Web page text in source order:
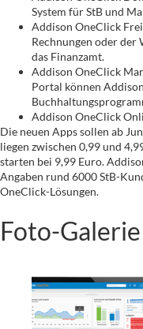
System für StB und
Addison OneClick
Rechnungen oder der
das Finanzamt.
Addison OneClick
Portal können
Addison OneClick
Die neuen Apps sollen ab
liegen zwischen 0,99 und
starten bei 9,99 Euro.
Angaben rund 6000 StB-
OneClick-Lösungen.
Foto-Galerie